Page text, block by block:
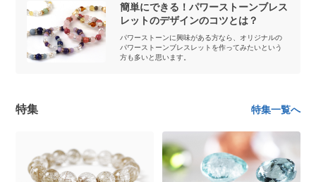
簡単にできる！パワーストーンブレス
レットのデザインのコツとは？
パワーストーンに興味がある方なら、オリジナルの
パワーストーンブレスレットを作ってみたいという
方も多いと思います。
特集 特集一覧へ